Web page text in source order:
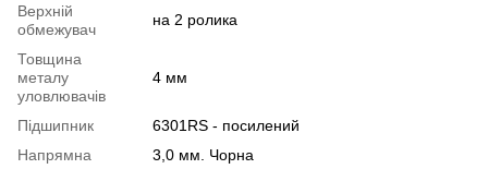
Верхній
обмежувач
на 2 ролика
Товщина
металу
уловлювачів
4 мм
Підшипник
6301RS - посилений
Напрямна
3,0 мм. Чорна